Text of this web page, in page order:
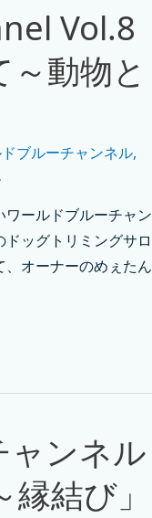
Vol.8
～動物と
ブルーチャンネル,
ールドブルーチャン
ッグトリミングサロ
オーナーのめぇたん
ャンネル
結び」